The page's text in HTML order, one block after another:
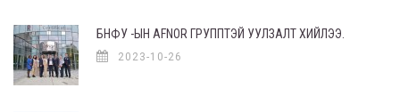
БНФУ -ЫН AFNOR ГРУППТЭЙ УУЛЗАЛТ ХИЙЛЭЭ.
2023-10-26